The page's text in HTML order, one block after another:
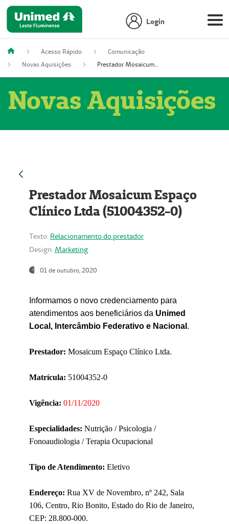
Login
Acesso Rápido
Comunicação
Novas Aquisições
Prestador Mosaicum Espaço Clínico Ltda (51004352-0)
Novas Aquisições
Prestador Mosaicum Espaço
Clínico Ltda (51004352-0)
Texto: Relacionamento do prestador
Design: Marketing
01 de outubro, 2020
Informamos o novo credenciamento para
atendimentos aos beneficiários da Unimed
Local, Intercâmbio Federativo e Nacional .
Prestador: Mosaicum Espaço Clínico Ltda.
Matrícula: 51004352-0
Vigência: 01/11/2020
Especialidades: Nutrição / Psicologia /
Fonoaudiologia / Terapia Ocupacional
Tipo de Atendimento: Eletivo
Endereço: Rua XV de Novembro, nº 242, Sala
106, Centro, Rio Bonito, Estado do Rio de Janeiro,
CEP: 28.800-000.